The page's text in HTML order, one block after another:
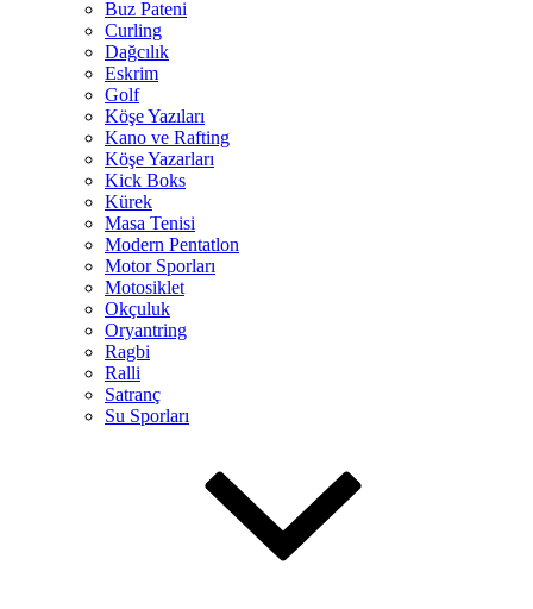
Buz Pateni
Curling
Dağcılık
Eskrim
Golf
Köşe Yazıları
Kano ve Rafting
Köşe Yazarları
Kick Boks
Kürek
Masa Tenisi
Modern Pentatlon
Motor Sporları
Motosiklet
Okçuluk
Oryantring
Ragbi
Ralli
Satranç
Su Sporları